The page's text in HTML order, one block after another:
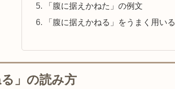
「腹に据えかねた」の例文
「腹に据えかねる」をうまく用いる
る」の読み方